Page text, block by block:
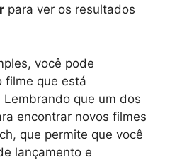
para ver os resultados
você pode
filme que está
que um dos
encontrar novos filmes
que permite que você
lançamento e